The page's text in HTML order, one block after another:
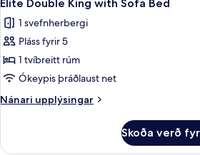
Bed,
No
allar
myndir
fyrir
Elite
Double
King
with
Bed
Elite Double King with Sofa Bed
1 svefnherbergi
Pláss fyrir 5
1 tvíbreitt rúm
Ókeypis þráðlaust net
Nánari upplýsingar
Nánari
Double
Skoða verð